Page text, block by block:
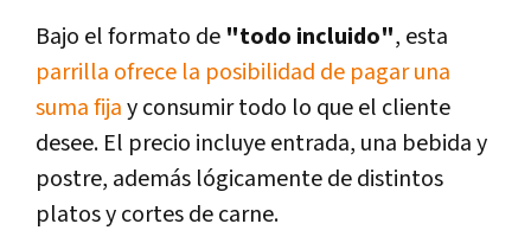
Bajo el formato de "todo incluido", esta
parrilla ofrece la posibilidad de pagar una
suma fijay consumir todo lo que el cliente
desee. El precio incluye entrada, una bebida y
postre, además lógicamente de distintos
platos y cortes de carne.